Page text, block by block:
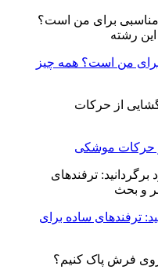
برای من است؟ همه چیز
حرکات موشکی
ترفندهای ساده برای